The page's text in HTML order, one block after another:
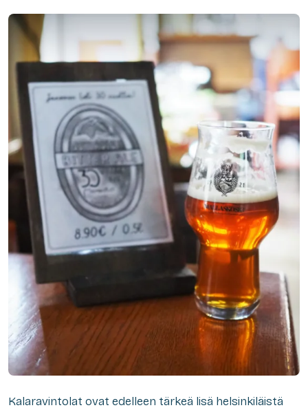
Kalaravintolat ovat edelleen tärkeä lisä helsinkiläistä